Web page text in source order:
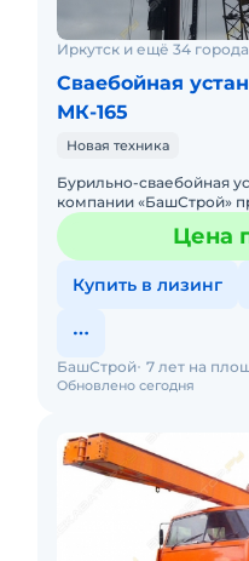
Иркутск и ещё 34 города
Сваебойная
МК-165
Новая техника
Бурильно-сваебойная
компании «БашСтрой»
свай и проведения
мач
Цена
Купить в лизинг
Обновлено сегодня
БашСтрой 7 лет на